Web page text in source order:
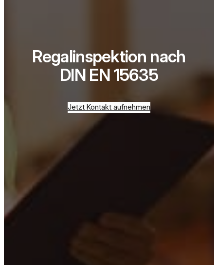
Regalinspektion nach
DIN EN 15635
Jetzt Kontakt aufnehmen